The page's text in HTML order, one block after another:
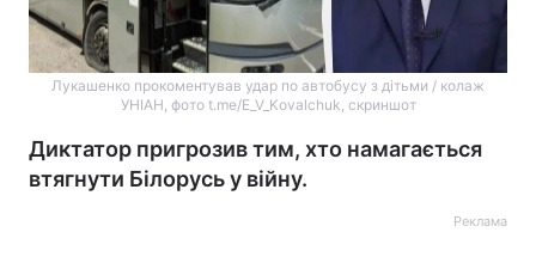
Лукашенко прокоментував удар по автобусу з дітьми / колаж
УНІАН, фото t.me/E_V_Kovalchuk, скриншот
Диктатор пригрозив тим, хто намагається
втягнути Білорусь у війну.
Реклама